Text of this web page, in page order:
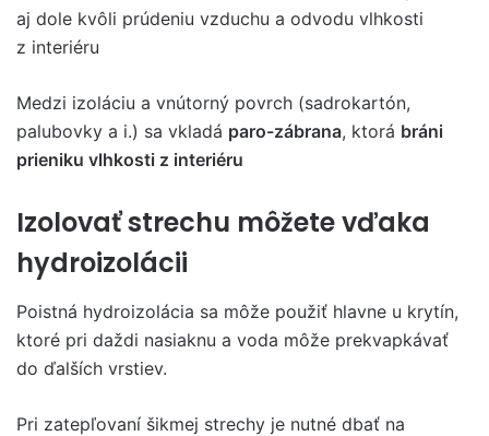
aj dole kvôli prúdeniu vzduchu a odvodu vlhkosti
z interiéru
Medzi izoláciu a vnútorný povrch (sadrokartón,
palubovky a i.) sa vkladá paro-zábrana, ktorá bráni
prieniku vlhkosti z interiéru
Izolovať strechu môžete vďaka
hydroizolácii
Poistná hydroizolácia sa môže použiť hlavne u krytín,
ktoré pri daždi nasiaknu a voda môže prekvapkávať
do ďalších vrstiev.
Pri zatepľovaní šikmej strechy je nutné dbať na